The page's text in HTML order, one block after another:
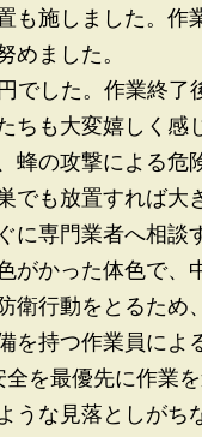
も施しました。作
めました。
でした。作業終
ちも大変嬉しく感
蜂の攻撃による危
でも放置すれば大
に専門業者へ相談
がかった体色で、
衛行動をとるた
を持つ作業員によ
を最優先に作業を
うな見落としがち